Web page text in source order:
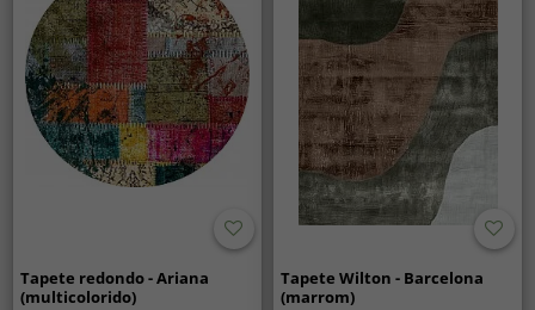
Tapete redondo - Ariana
(multicolorido)
Tapete Wilton - Barcelona
(marrom)